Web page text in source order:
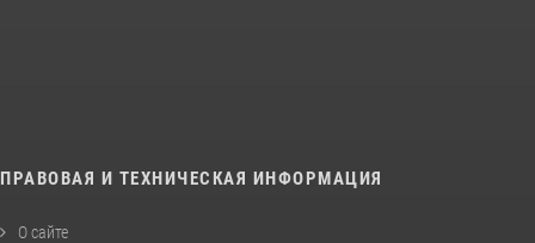
ПРАВОВАЯ И ТЕХНИЧЕСКАЯ ИНФОРМАЦИЯ
О сайте